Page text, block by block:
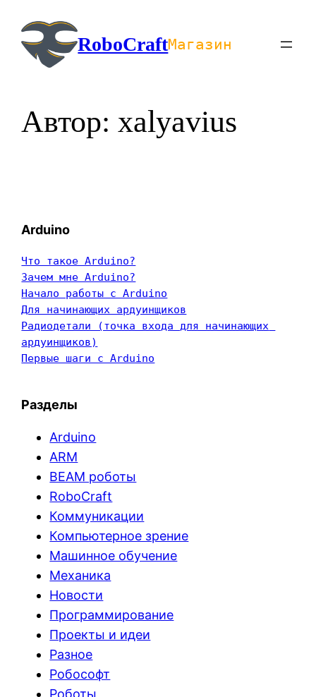
содержимомуRoboCraftМагазин
Автор:xalyavius
Arduino
Что такое Arduino?
Зачем мне Arduino?
Начало работы с Arduino
Для начинающих ардуинщиков
Радиодетали (точка входа для начинающих
ардуинщиков)
Первые шаги с Arduino
Разделы
Arduino
ARM
BEAM роботы
RoboCraft
Коммуникации
Компьютерное зрение
Машинное обучение
Механика
Новости
Программирование
Проекты и идеи
Разное
Робософт
Роботы